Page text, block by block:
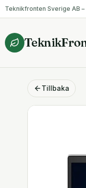
Teknikfronten Sverige AB –
Tillbaka